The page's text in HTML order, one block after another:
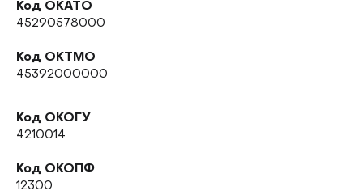
Код ОКАТО
45290578000
Код ОКТМО
45392000000
Код ОКОГУ
4210014
Код ОКОПФ
12300